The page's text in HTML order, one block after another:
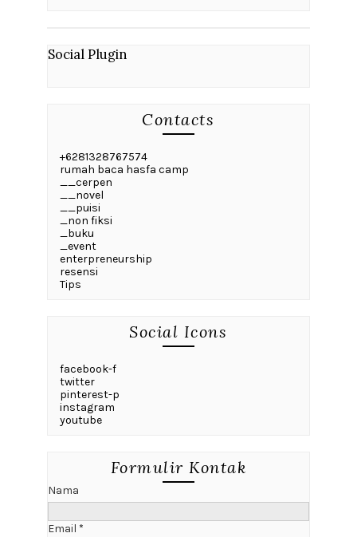
Social Plugin
Contacts
+6281328767574
rumah baca hasfa camp
__cerpen
__novel
__puisi
_non fiksi
_buku
_event
enterpreneurship
resensi
Tips
Social Icons
facebook-f
twitter
pinterest-p
instagram
youtube
Formulir Kontak
Nama
Email *